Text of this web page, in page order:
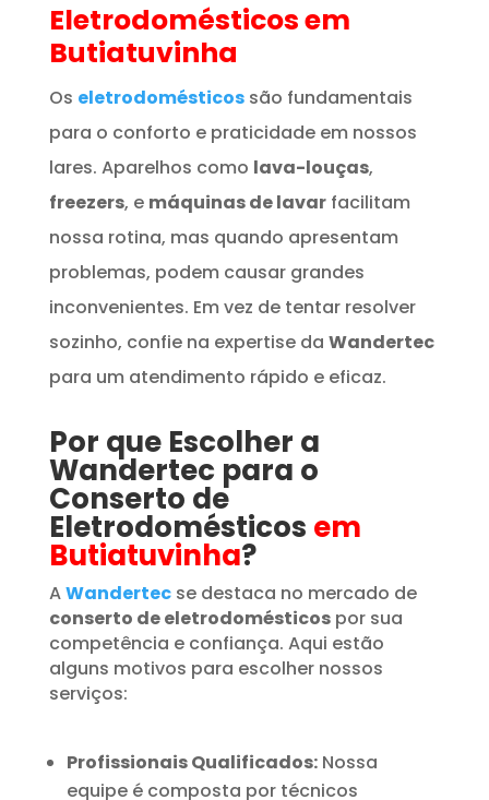
Eletrodomésticosem
Butiatuvinha
Os eletrodomésticos são fundamentais
para o conforto e praticidade em nossos
lares. Aparelhos como lava-louças,
freezers, e máquinas de lavarfacilitam
nossa rotina, mas quando apresentam
problemas, podem causar grandes
inconvenientes. Em vez de tentar resolver
sozinho, confie na expertise da Wandertec
para um atendimento rápido e eficaz.
Por que Escolher a
Wandertec para o
Conserto de
Eletrodomésticos em
Butiatuvinha?
AWandertecse destaca no mercado de
conserto de eletrodomésticospor sua
competência e confiança. Aqui estão
alguns motivos para escolher nossos
serviços:
Profissionais Qualificados:Nossa
equipe é composta por técnicos